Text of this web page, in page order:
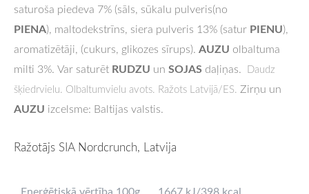
saturoša piedeva 7% (sāls, sūkalu pulveris(no
PIENA), maltodekstrīns, siera pulveris 13% (satur PIENU),
aromatizētāji, (cukurs, glikozes sīrups). AUZU olbaltuma
milti 3%. Var saturēt RUDZU un SOJAS daļiņas. Daudz
šķiedrvielu. Olbaltumvielu avots. Ražots Latvijā/ES. Zirņu un
AUZU izcelsme: Baltijas valstis.
Ražotājs SIA Nordcrunch, Latvija